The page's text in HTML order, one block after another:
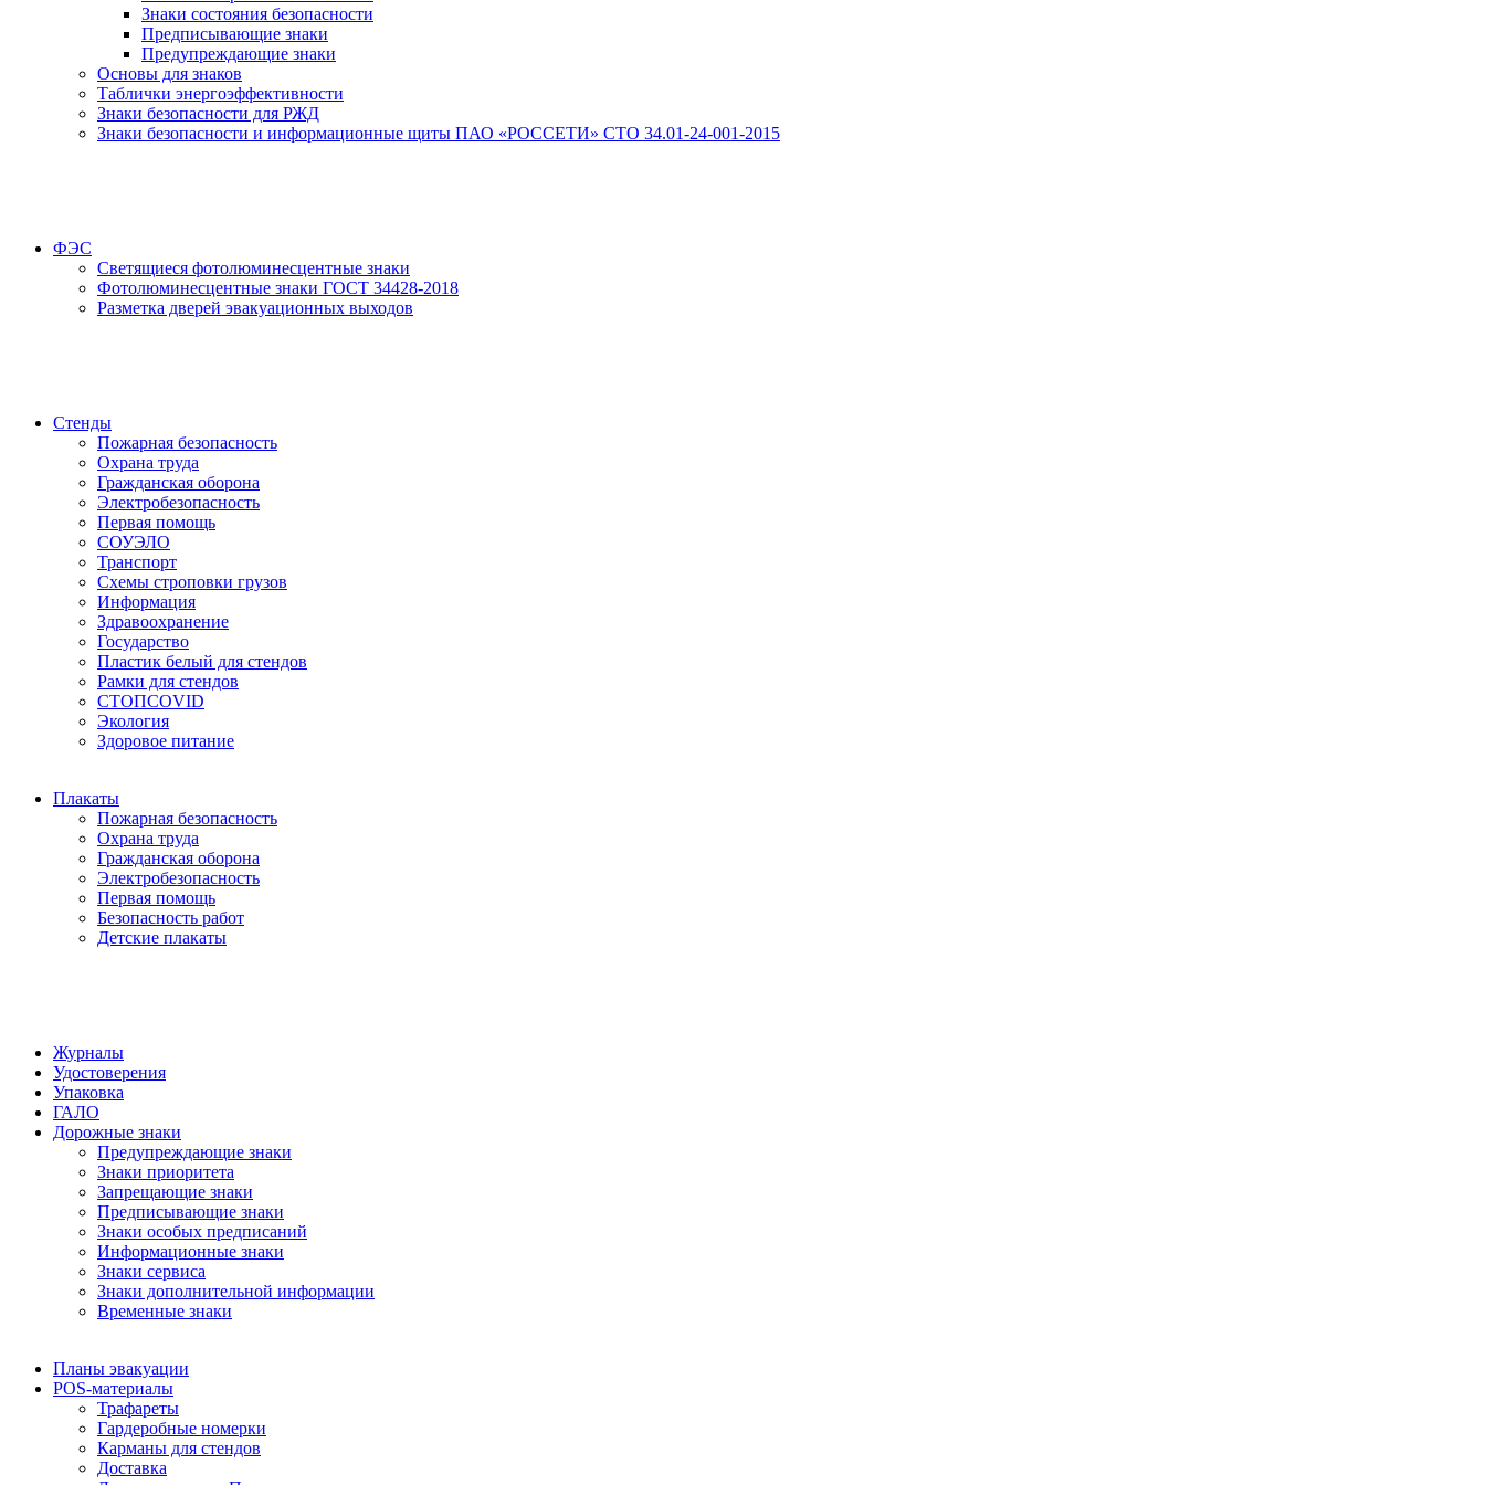
Знаки состояния безопасности
Предписывающие знаки
Предупреждающие знаки
Основы для знаков
Таблички энергоэффективности
Знаки безопасности для РЖД
Знаки безопасности и информационные щиты ПАО «РОССЕТИ» СТО 34.01-24-001-2015
ФЭС
Светящиеся фотолюминесцентные знаки
Фотолюминесцентные знаки ГОСТ 34428-2018
Разметка дверей эвакуационных выходов
Стенды
Пожарная безопасность
Охрана труда
Гражданская оборона
Электробезопасность
Первая помощь
СОУЭЛО
Транспорт
Схемы строповки грузов
Информация
Здравоохранение
Государство
Пластик белый для стендов
Рамки для стендов
СТОПCOVID
Экология
Здоровое питание
Плакаты
Пожарная безопасность
Охрана труда
Гражданская оборона
Электробезопасность
Первая помощь
Безопасность работ
Детские плакаты
Журналы
Удостоверения
Упаковка
ГАЛО
Дорожные знаки
Предупреждающие знаки
Знаки приоритета
Запрещающие знаки
Предписывающие знаки
Знаки особых предписаний
Информационные знаки
Знаки сервиса
Знаки дополнительной информации
Временные знаки
Планы эвакуации
POS-материалы
Трафареты
Гардеробные номерки
Карманы для стендов
Доставка